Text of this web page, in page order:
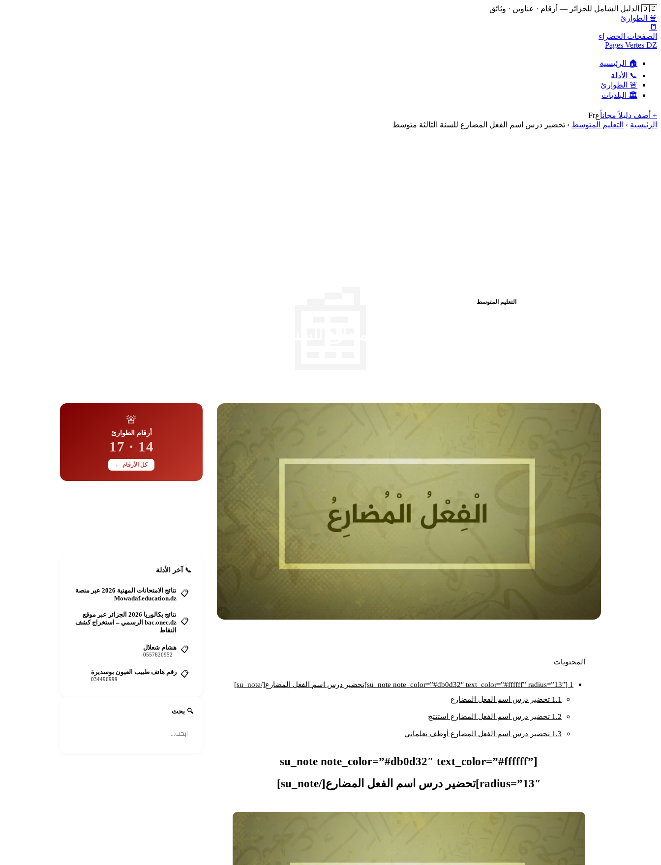
🇩🇿 الدليل الشامل للجزائر — أرقام · عناوين · وثائق
🚨 الطوارئ
📒
الصفحات الخضراء
Pages Vertes DZ
🏠 الرئيسية
📞 الأدلة
🚨 الطوارئ
🏛️ البلديات
+ أضف دليلاً مجاناًعFr
الرئيسية › التعليم المتوسط › تحضير درس اسم الفعل المضارع للسنة الثالثة متوسط
التعليم المتوسط
المحتويات
1 [su_note note_color=”#db0d32″ text_color=”#ffffff” radius=”13″]تحضير درس اسم الفعل المضارع[/su_note]
1.1 تحضير درس اسم الفعل المضارع
1.2 تحضير درس اسم الفعل المضارع استنتج
1.3 تحضير درس اسم الفعل المضارع أوظف تعلماتي
[su_note note_color=”#db0d32″ text_color=”#ffffff”
radius=”13″]تحضير درس اسم الفعل المضارع[/su_note]
🚨
أرقام الطوارئ
14 · 17
كل الأرقام ←
📞 آخر الأدلة
📋
نتائج الامتحانات المهنية 2026 عبر منصة
Mowadaf.education.dz
📋
نتائج بكالوريا 2026 الجزائر عبر موقع
bac.onec.dz الرسمي – استخراج كشف
النقاط
📋 هشام شعلال
0557820952
📋 رقم هاتف طبيب العيون بوسديرة
034496999
🔍 بحث